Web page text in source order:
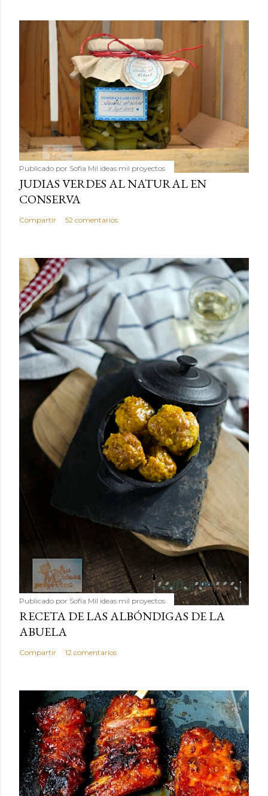
Publicado por Sofía Mil ideas mil proyectos
JUDIAS VERDES AL NATURAL EN
CONSERVA
Compartir 52 comentarios
Publicado por Sofía Mil ideas mil proyectos
RECETA DE LAS ALBÓNDIGAS DE LA
ABUELA
Compartir 12 comentarios